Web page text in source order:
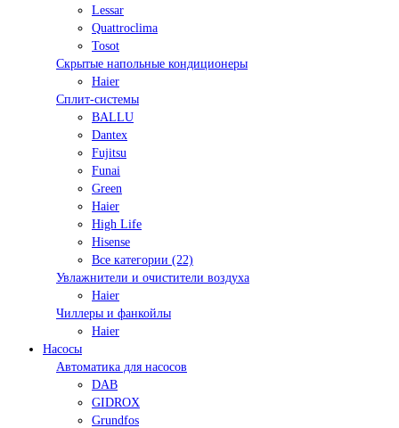
Lessar
Quattroclima
Tosot
Скрытые напольные кондиционеры
Haier
Сплит-системы
BALLU
Dantex
Fujitsu
Funai
Green
Haier
High Life
Hisense
Все категории (22)
Увлажнители и очистители воздуха
Haier
Чиллеры и фанкойлы
Haier
Насосы
Автоматика для насосов
DAB
GIDROX
Grundfos